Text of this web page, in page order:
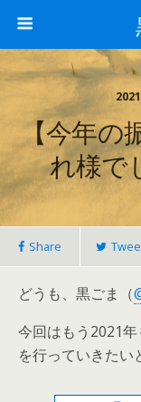
【今年の
れ様で
Share
どうも、黒ごま（
今回はもう2021
を行っていきたい